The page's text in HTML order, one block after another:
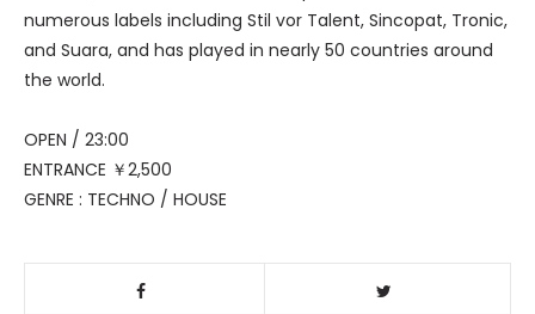
numerous labels including Stil vor Talent, Sincopat, Tronic,
and Suara, and has played in nearly 50 countries around
the world.
OPEN / 23:00
ENTRANCE ￥2,500
GENRE : TECHNO / HOUSE